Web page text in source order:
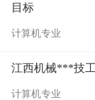
目标
计算机专业
江西机械***技
计算机专业